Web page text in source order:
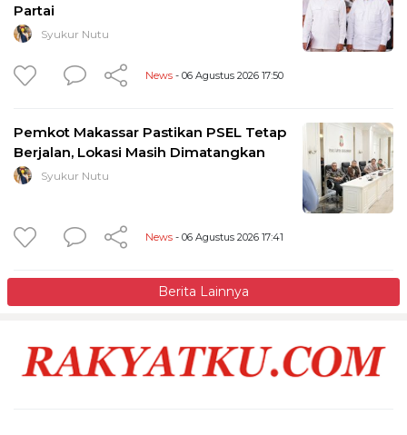
Partai
Syukur Nutu
News - 06 Agustus 2026 17:50
Pemkot Makassar Pastikan PSEL Tetap
Berjalan, Lokasi Masih Dimatangkan
Syukur Nutu
News - 06 Agustus 2026 17:41
Berita Lainnya